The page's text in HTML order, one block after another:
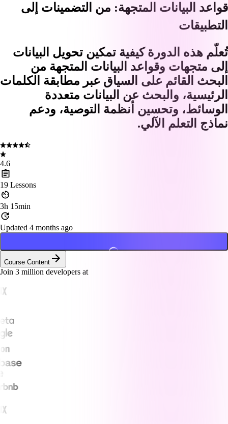
قواعد البيانات المتجهة: من التضمينات إلى
التطبيقات
تُعلّم هذه الدورة كيفية تمكين تحويل البيانات
إلى متجهات وقواعد البيانات المتجهة من
البحث القائم على السياق عبر مطابقة الكلمات
الرئيسية، والبحث عن البيانات متعددة
الوسائط، وتحسين أنظمة التوصية، ودعم
نماذج التعلم الآلي.
4.6
19 Lessons
3h 15min
Updated 4 months ago
Course Content
Join 3 million developers at